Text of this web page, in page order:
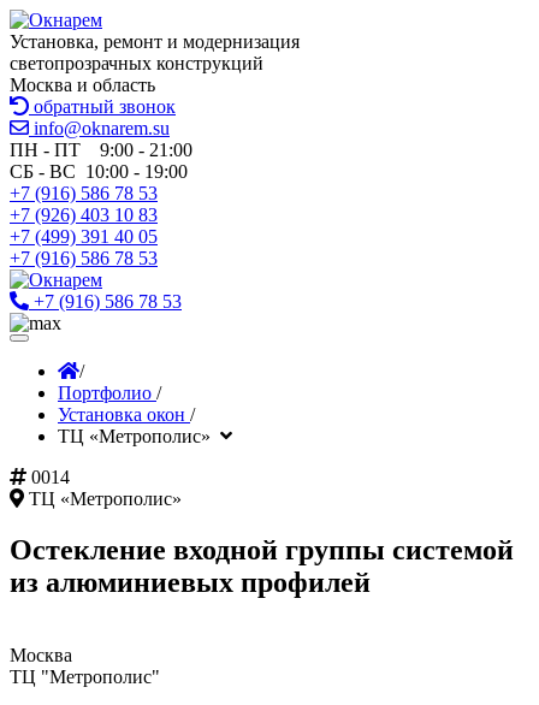
Установка, ремонт и модернизация
светопрозрачных конструкций
Москва и область
обратный звонок
info@oknarem.su
ПН - ПТ 9:00 - 21:00
СБ - ВС 10:00 - 19:00
+7 (916) 586 78 53
+7 (926) 403 10 83
+7 (499) 391 40 05
+7 (916) 586 78 53
+7 (916) 586 78 53
/
Портфолио /
Установка окон /
ТЦ «Метрополис»
0014
ТЦ «Метрополис»
Остекление входной группы системой
из алюминиевых профилей
Москва
ТЦ "Метрополис"